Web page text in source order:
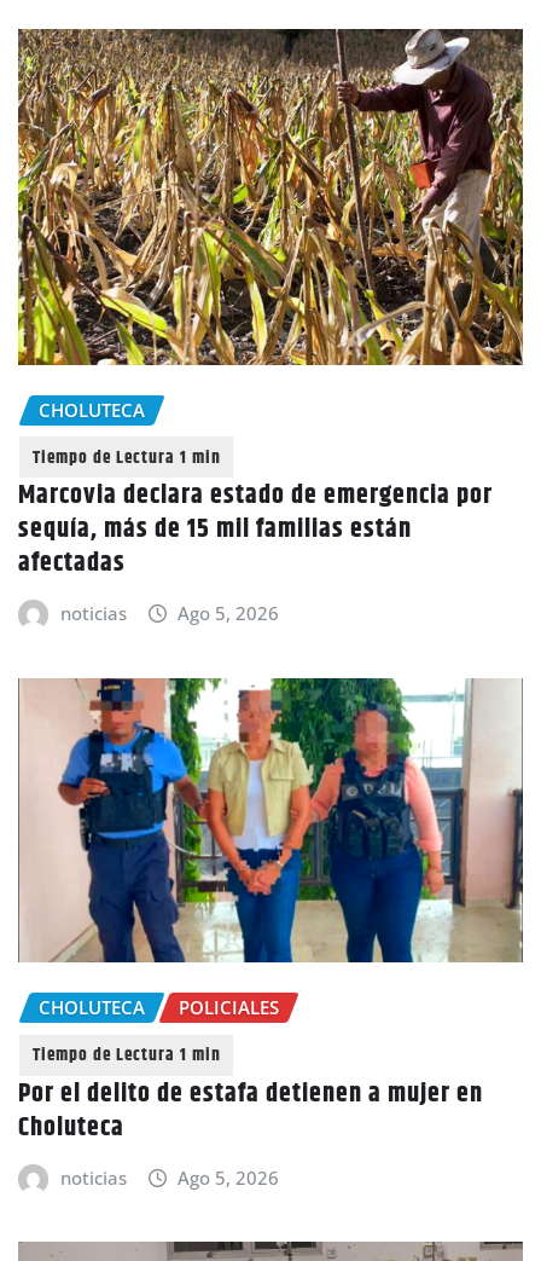
CHOLUTECA
Marcovia declara estado de emergencia por
sequía, más de 15 mil familias están
afectadas
noticias Ago 5, 2026
CHOLUTECA POLICIALES
Por el delito de estafa detienen a mujer en
Choluteca
noticias Ago 5, 2026